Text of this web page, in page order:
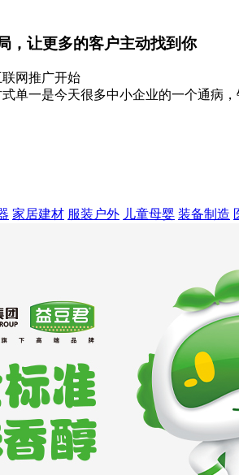
， 让更多的客户主动找到你
网推广开始
单一是今天很多中小企业的一个通病
家居建材 服装户外 儿童母婴 装备制造